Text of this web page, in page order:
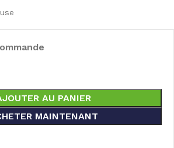
AU PANIER
MAINTENANT